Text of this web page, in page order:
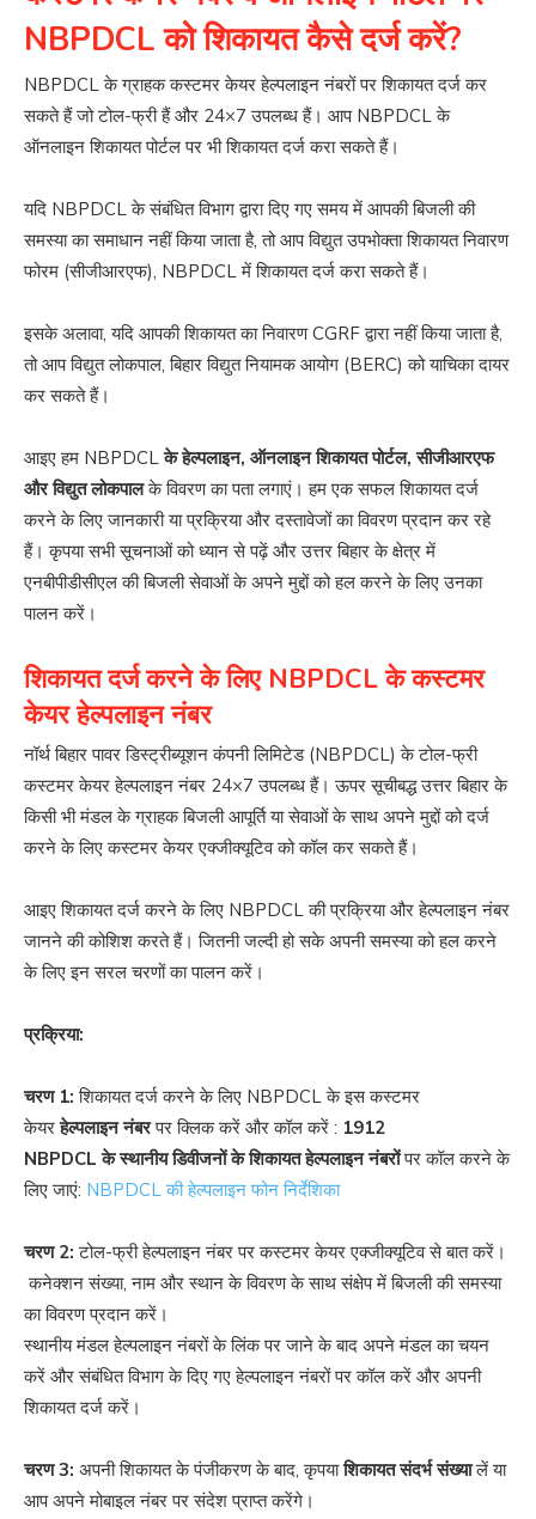
NBPDCL को शिकायत कैसे दर्ज करें?
NBPDCL के ग्राहक कस्टमर केयर हेल्पलाइन नंबरों पर शिकायत दर्ज कर
सकते हैं जो टोल-फ्री हैं और 24×7 उपलब्ध हैं। आप NBPDCL के
ऑनलाइन शिकायत पोर्टल पर भी शिकायत दर्ज करा सकते हैं।
यदि NBPDCL के संबंधित विभाग द्वारा दिए गए समय में आपकी बिजली की
समस्या का समाधान नहीं किया जाता है, तो आप विद्युत उपभोक्ता शिकायत निवारण
फोरम (सीजीआरएफ), NBPDCL में शिकायत दर्ज करा सकते हैं।
इसके अलावा, यदि आपकी शिकायत का निवारण CGRF द्वारा नहीं किया जाता है,
तो आप विद्युत लोकपाल, बिहार विद्युत नियामक आयोग (BERC) को याचिका दायर
कर सकते हैं।
आइए हम NBPDCLके हेल्पलाइन, ऑनलाइन शिकायत पोर्टल, सीजीआरएफ
और विद्युत लोकपालके विवरण का पता लगाएं। हम एक सफल शिकायत दर्ज
करने के लिए जानकारी या प्रक्रिया और दस्तावेजों का विवरण प्रदान कर रहे
हैं। कृपया सभी सूचनाओं को ध्यान से पढ़ें और उत्तर बिहार के क्षेत्र में
एनबीपीडीसीएल की बिजली सेवाओं के अपने मुद्दों को हल करने के लिए उनका
पालन करें।
शिकायत दर्ज करने के लिए NBPDCL के कस्टमर
केयर हेल्पलाइन नंबर
नॉर्थ बिहार पावर डिस्ट्रीब्यूशन कंपनी लिमिटेड (NBPDCL) के टोल-फ्री
कस्टमर केयर हेल्पलाइन नंबर 24×7 उपलब्ध हैं। ऊपर सूचीबद्ध उत्तर बिहार के
किसी भी मंडल के ग्राहक बिजली आपूर्ति या सेवाओं के साथ अपने मुद्दों को दर्ज
करने के लिए कस्टमर केयर एक्जीक्यूटिव को कॉल कर सकते हैं।
आइए शिकायत दर्ज करने के लिए NBPDCL की प्रक्रिया और हेल्पलाइन नंबर
जानने की कोशिश करते हैं। जितनी जल्दी हो सके अपनी समस्या को हल करने
के लिए इन सरल चरणों का पालन करें।
प्रक्रिया:
चरण 1: शिकायत दर्ज करने के लिए NBPDCL के इस कस्टमर
केयरहेल्पलाइन नंबरपर क्लिक करें और कॉल करें : 1912
NBPDCL के स्थानीय डिवीजनों के शिकायत हेल्पलाइन नंबरोंपर कॉल करने के
लिए जाएं: NBPDCL की हेल्पलाइन फोन निर्देशिका
चरण 2: टोल-फ्री हेल्पलाइन नंबर पर कस्टमर केयर एक्जीक्यूटिव से बात करें।
कनेक्शन संख्या, नाम और स्थान के विवरण के साथ संक्षेप में बिजली की समस्या
का विवरण प्रदान करें।
स्थानीय मंडल हेल्पलाइन नंबरों के लिंक पर जाने के बाद अपने मंडल का चयन
करें और संबंधित विभाग के दिए गए हेल्पलाइन नंबरों पर कॉल करें और अपनी
शिकायत दर्ज करें।
चरण 3: अपनी शिकायत के पंजीकरण के बाद, कृपयाशिकायत संदर्भ संख्यालें या
आप अपने मोबाइल नंबर पर संदेश प्राप्त करेंगे।